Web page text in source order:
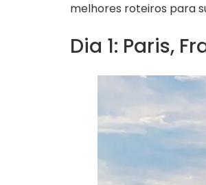
melhores roteiros para
Dia 1: Paris,